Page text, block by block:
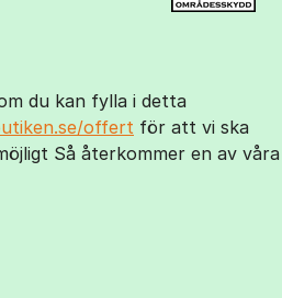
du kan fylla i detta
offert för att vi ska
Så återkommer en av våra